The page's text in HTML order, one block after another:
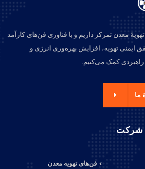
معدن تمرکز داریم و با فناوری فن‌های کارآمد
ایمنی تهویه، افزایش بهره‌وری انرژی و
راهبردی کمک می‌کنیم.
ما
شرکت
فن‌های تهویه معدن